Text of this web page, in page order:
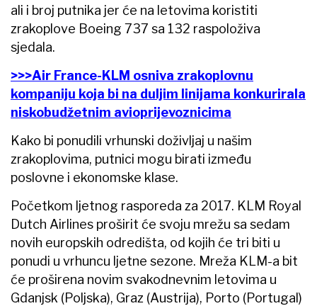
ali i broj putnika jer će na letovima koristiti
zrakoplove Boeing 737 sa 132 raspoloživa
sjedala.
>>>Air France-KLM osniva zrakoplovnu
kompaniju koja bi na duljim linijama konkurirala
niskobudžetnim avioprijevoznicima
Kako bi ponudili vrhunski doživljaj u našim
zrakoplovima, putnici mogu birati između
poslovne i ekonomske klase.
Početkom ljetnog rasporeda za 2017. KLM Royal
Dutch Airlines proširit će svoju mrežu sa sedam
novih europskih odredišta, od kojih će tri biti u
ponudi u vrhuncu ljetne sezone. Mreža KLM-a bit
će proširena novim svakodnevnim letovima u
Gdanjsk (Poljska), Graz (Austrija), Porto (Portugal)